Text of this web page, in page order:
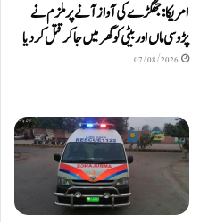
امریکا: جھگڑے کی آواز آنے پر ملزم نے
پڑوسی ماں اور بیٹی کو گھر میں جا کر قتل کر دیا
07/08/2026